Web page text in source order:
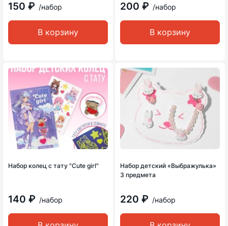
150 ₽ /набор
В корзину
200 ₽ /набор
В корзину
Набор колец с тату "Cute girl"
140 ₽ /набор
Набор детский «Выбражулька»
3 предмета
220 ₽ /набор